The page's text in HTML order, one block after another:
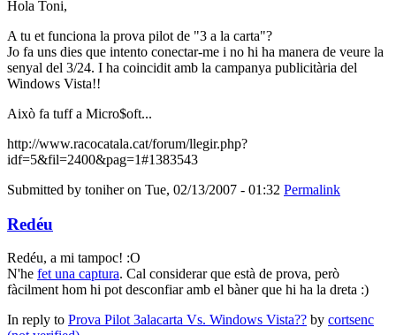
Hola Toni,
A tu et funciona la prova pilot de "3 a la carta"?
Jo fa uns dies que intento conectar-me i no hi ha manera de veure la
senyal del 3/24. I ha coincidit amb la campanya publicitària del
Windows Vista!!
Això fa tuff a Micro$oft...
http://www.racocatala.cat/forum/llegir.php?
idf=5&fil=2400&pag=1#1383543
Submitted by toniheron Tue, 02/13/2007 - 01:32 Permalink
Redéu
Redéu, a mi tampoc! :O
N'he fet una captura. Cal considerar que està de prova, però
fàcilment hom hi pot desconfiar amb el bàner que hi ha la dreta :)
In reply to Prova Pilot 3alacarta Vs. Windows Vista?? by cortsenc